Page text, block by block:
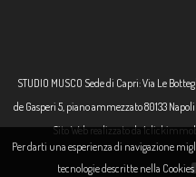
STUDIO MUSCO Sede di Capri: Via Le
de Gasperi 5, piano ammezzato 80133
Sito Web realizzato da
Per darti una esperienza di navigazione
tecnologie descritte nella Cookies